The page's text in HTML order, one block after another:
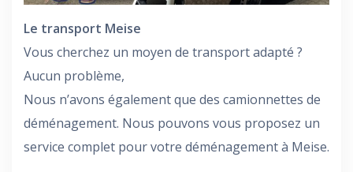
Le transport Meise
Vous cherchez un moyen de transport adapté ?
Aucun problème,
Nous n’avons également que des camionnettes de
déménagement. Nous pouvons vous proposez un
service complet pour votre déménagement à Meise.